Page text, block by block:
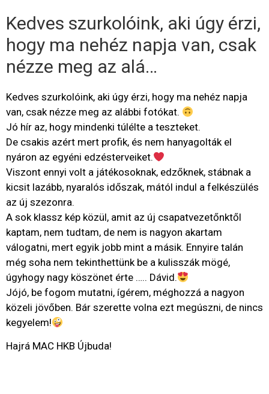
Kedves szurkolóink, aki úgy érzi,
hogy ma nehéz napja van, csak
nézze meg az alá…
Kedves szurkolóink, aki úgy érzi, hogy ma nehéz napja
van, csak nézze meg az alábbi fotókat.
Jó hír az, hogy mindenki túlélte a teszteket.
De csakis azért mert profik, és nem hanyagolták el
nyáron az egyéni edzésterveiket.
Viszont ennyi volt a játékosoknak, edzőknek, stábnak a
kicsit lazább, nyaralós időszak, mától indul a felkészülés
az új szezonra.
A sok klassz kép közül, amit az új csapatvezetőnktől
kaptam, nem tudtam, de nem is nagyon akartam
válogatni, mert egyik jobb mint a másik. Ennyire talán
még soha nem tekinthettünk be a kulisszák mögé,
úgyhogy nagy köszönet érte ….. Dávid.
Jójó, be fogom mutatni, ígérem, méghozzá a nagyon
közeli jövőben. Bár szerette volna ezt megúszni, de nincs
kegyelem!
Hajrá MAC HKB Újbuda!